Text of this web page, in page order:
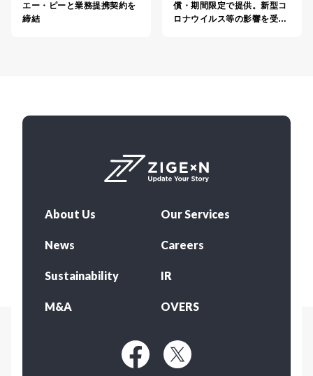
エー・ピーと業務提携契約を
締結
償・期間限定で提供。新型コ
ロナウイルス等の影響を受…
About Us Our Services
News Careers
Sustainability IR
M&A OVERS